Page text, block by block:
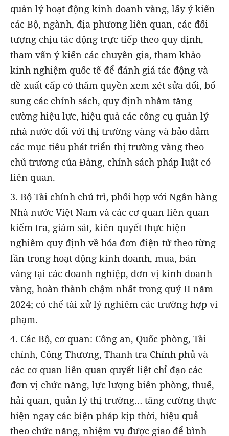
quản lý hoạt động kinh doanh vàng, lấy ý kiến
các Bộ, ngành, địa phương liên quan, các đối
tượng chịu tác động trực tiếp theo quy định,
tham vấn ý kiến các chuyên gia, tham khảo
kinh nghiệm quốc tế để đánh giá tác động và
đề xuất cấp có thẩm quyền xem xét sửa đổi, bổ
sung các chính sách, quy định nhằm tăng
cường hiệu lực, hiệu quả các công cụ quản lý
nhà nước đối với thị trường vàng và bảo đảm
các mục tiêu phát triển thị trường vàng theo
chủ trương của Đảng, chính sách pháp luật có
liên quan.
3. Bộ Tài chính chủ trì, phối hợp với Ngân hàng
Nhà nước Việt Nam và các cơ quan liên quan
kiểm tra, giám sát, kiên quyết thực hiện
nghiêm quy định về hóa đơn điện tử theo từng
lần trong hoạt động kinh doanh, mua, bán
vàng tại các doanh nghiệp, đơn vị kinh doanh
vàng, hoàn thành chậm nhất trong quý II năm
2024; có chế tài xử lý nghiêm các trường hợp vi
phạm.
4. Các Bộ, cơ quan: Công an, Quốc phòng, Tài
chính, Công Thương, Thanh tra Chính phủ và
các cơ quan liên quan quyết liệt chỉ đạo các
đơn vị chức năng, lực lượng biên phòng, thuế,
hải quan, quản lý thị trường… tăng cường thực
hiện ngay các biện pháp kịp thời, hiệu quả
theo chức năng, nhiệm vụ được giao để bình